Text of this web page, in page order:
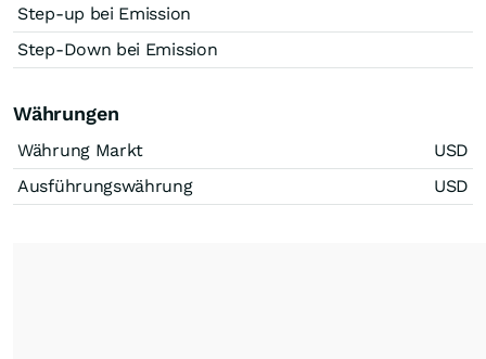
Step-up bei Emission
Step-Down bei Emission
Währungen
Währung Markt
USD
Ausführungswährung
USD